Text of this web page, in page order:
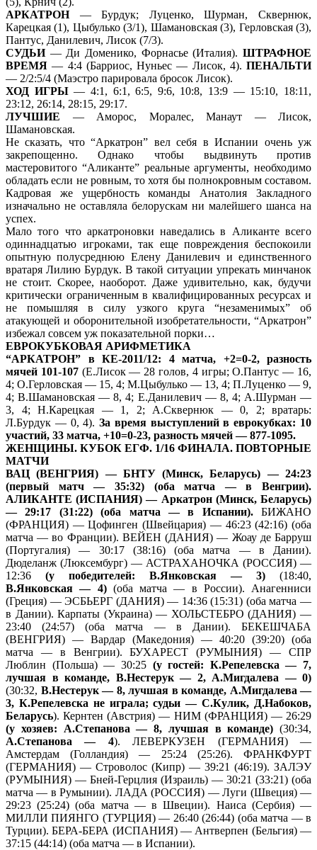
АРКАТРОН— Бурдук; Луценко, Шурман, Сквернюк,
Карецкая (1), Цыбулько (3/1), Шамановская (3), Герловская (3),
Пантус, Данилевич, Лисок (7/3).
СУДЬИ— Ди Доменико, Форнасье (Италия). ШТРАФНОЕ
ВРЕМЯ — 4:4 (Барриос, Нуньес — Лисок, 4). ПЕНАЛЬТИ
— 2/2:5/4 (Маэстро парировала бросок Лисок).
ХОД ИГРЫ— 4:1, 6:1, 6:5, 9:6, 10:8, 13:9 — 15:10, 18:11,
23:12, 26:14, 28:15, 29:17.
ЛУЧШИЕ — Аморос, Моралес, Манаут — Лисок,
Шамановская.
Не сказать, что “Аркатрон” вел себя в Испании очень уж
закрепощенно. Однако чтобы выдвинуть против
мастеровитого “Аликанте” реальные аргументы, необходимо
обладать если не ровным, то хотя бы полнокровным составом.
Кадровая же ущербность команды Анатолия Закладного
изначально не оставляла белорускам ни малейшего шанса на
успех.
Мало того что аркатроновки наведались в Аликанте всего
одиннадцатью игроками, так еще повреждения беспокоили
опытную полусреднюю Елену Данилевич и единственного
вратаря Лилию Бурдук. В такой ситуации упрекать минчанок
не стоит. Скорее, наоборот. Даже удивительно, как, будучи
критически ограниченным в квалифицированных ресурсах и
не помышляя в силу узкого круга “незаменимых” об
атакующей и оборонительной изобретательности, “Аркатрон”
избежал совсем уж показательной порки…
ЕВРОКУБКОВАЯ АРИФМЕТИКА
“АРКАТРОН” в КЕ-2011/12: 4 матча, +2=0-2, разность
мячей 101-107 (Е.Лисок — 28 голов, 4 игры; О.Пантус — 16,
4; О.Герловская — 15, 4; М.Цыбулько — 13, 4; П.Луценко — 9,
4; В.Шамановская — 8, 4; Е.Данилевич — 8, 4; А.Шурман —
3, 4; Н.Карецкая — 1, 2; А.Сквернюк — 0, 2; вратарь:
Л.Бурдук — 0, 4).За время выступлений в еврокубках: 10
участий, 33 матча, +10=0-23, разность мячей — 877-1095.
ЖЕНЩИНЫ. КУБОК ЕГФ. 1/16 ФИНАЛА. ПОВТОРНЫЕ
МАТЧИ
ВАЦ (ВЕНГРИЯ) — БНТУ (Минск, Беларусь) — 24:23
(первый матч — 35:32) (оба матча — в Венгрии).
АЛИКАНТЕ (ИСПАНИЯ) — Аркатрон (Минск, Беларусь)
— 29:17 (31:22) (оба матча — в Испании).БИЖАНО
(ФРАНЦИЯ) — Цофинген (Швейцария) — 46:23 (42:16) (оба
матча — во Франции). ВЕЙЕН (ДАНИЯ) — Жоау де Барруш
(Португалия) — 30:17 (38:16) (оба матча — в Дании).
Дюделанж (Люксембург) — АСТРАХАНОЧКА (РОССИЯ) —
12:36 (у победителей: В.Янковская — 3) (18:40,
В.Янковская — 4)(оба матча — в России). Анагенниси
(Греция) — ЭСБЬЕРГ (ДАНИЯ) — 14:36 (15:31) (оба матча —
в Дании). Карпаты (Украина) — ХОЛЬСТЕБРО (ДАНИЯ) —
23:40 (24:57) (оба матча — в Дании). БЕКЕШЧАБА
(ВЕНГРИЯ) — Вардар (Македония) — 40:20 (39:20) (оба
матча — в Венгрии). БУХАРЕСТ (РУМЫНИЯ) — СПР
Люблин (Польша) — 30:25 (у гостей: К.Репелевска — 7,
лучшая в команде, В.Нестерук — 2, А.Мигдалева — 0)
(30:32, В.Нестерук — 8, лучшая в команде, А.Мигдалева —
3, К.Репелевска не играла; судьи — С.Кулик, Д.Набоков,
Беларусь). Кернтен (Австрия) — НИМ (ФРАНЦИЯ) — 26:29
(у хозяев: А.Степанова — 8, лучшая в команде) (30:34,
А.Степанова — 4). ЛЕВЕРКУЗЕН (ГЕРМАНИЯ) —
Амстердам (Голландия) — 25:24 (25:26). ФРАНКФУРТ
(ГЕРМАНИЯ) — Строволос (Кипр) — 39:21 (46:19). ЗАЛЭУ
(РУМЫНИЯ) — Бней-Герцлия (Израиль) — 30:21 (33:21) (оба
матча — в Румынии). ЛАДА (РОССИЯ) — Луги (Швеция) —
29:23 (25:24) (оба матча — в Швеции). Наиса (Сербия) —
МИЛЛИ ПИЯНГО (ТУРЦИЯ) — 26:40 (26:44) (оба матча — в
Турции). БЕРА-БЕРА (ИСПАНИЯ) — Антверпен (Бельгия) —
37:15 (44:14) (оба матча — в Испании).